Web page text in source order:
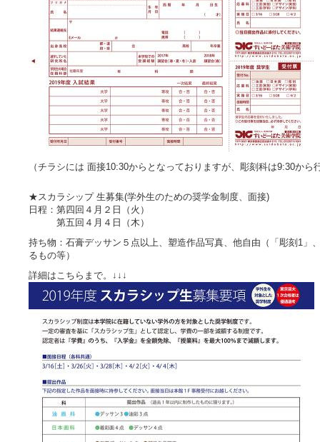
（チラシには 面接10:30からとなっておりますが、彫刻科は9:30から
★スカラシップ 生募集(学外生のための奨学金制度、面接)
日程：第四回４月２日（火）
第五回４月４日（木）
持ち物：石膏デッサン５点以上、塑造作品写真、他自由（「彫刻1」
るもの等）
詳細はこちらまで。↓↓↓